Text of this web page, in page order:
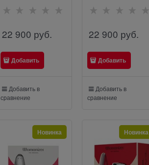
22 900 руб.
Добавить
Добавить в
сравнение
22 900 руб.
Добавить
Добавить в
сравнение
Новинка Новинка